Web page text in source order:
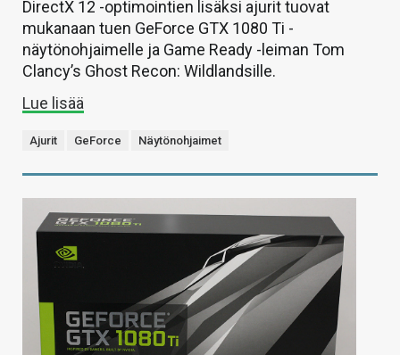
DirectX 12 -optimointien lisäksi ajurit tuovat
mukanaan tuen GeForce GTX 1080 Ti -
näytönohjaimelle ja Game Ready -leiman Tom
Clancy’s Ghost Recon: Wildlandsille.
Lue lisää
Ajurit GeForce Näytönohjaimet